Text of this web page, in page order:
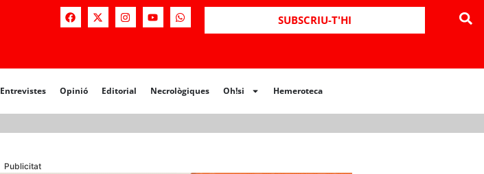
SUBSCRIU-T'HI
Entrevistes Opinió Editorial Necrològiques Oh!si Hemeroteca
Opinió Editorial Necrològiques Hemeroteca
Publicitat